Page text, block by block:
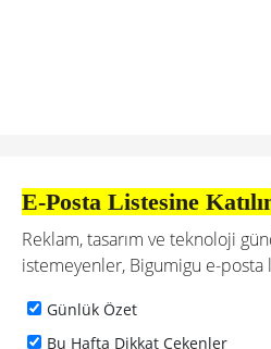
E-Posta Listesine
Reklam, tasarım ve teknoloji
istemeyenler, Bigumigu e-posta
Günlük Özet
Bu Hafta Dikkat Çekenler